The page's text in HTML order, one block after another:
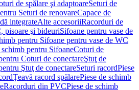
de spălare şi adaptoareSeturi de
Seturi de renovareCapace de
integrateAlte accesoriiRacorduri de
pisoare şi bideuriSifoane pentru vase de
pentru Sifoane pentru vase de WC
schimb pentru SifoaneCoturi de
Coturi de conectareŞtuţ de
Ştuţ de conectareSeturi racordPiese
Ţeavă racord spălarePiese de schimb
Racorduri din PVCPiese de schimb